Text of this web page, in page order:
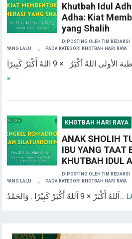
Khutbah Idul
Adha: Kiat
yang Shalih
DIPOSTING OLEHTIM REDAKSI
YANG LALU
PADA KATEGORI KHOTBAH HARI RAYA
»
KHOTBAH HARI RAYA
ANAK SHOLIH
IBU YANG TAAT
KHUTBAH IDUL
DIPOSTING OLEHTIM REDAKSI
YANG LALU
PADA KATEGORI KHOTBAH HARI RAYA
اَللهُ أَكْبَرْ × 9 اَللهُ أَكْبَرْ كَبِيْرًا . وَالحَمْدُ…